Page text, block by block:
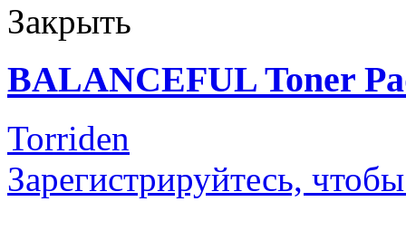
Закрыть
BALANCEFUL Toner
Torriden
Зарегистрируйтесь,